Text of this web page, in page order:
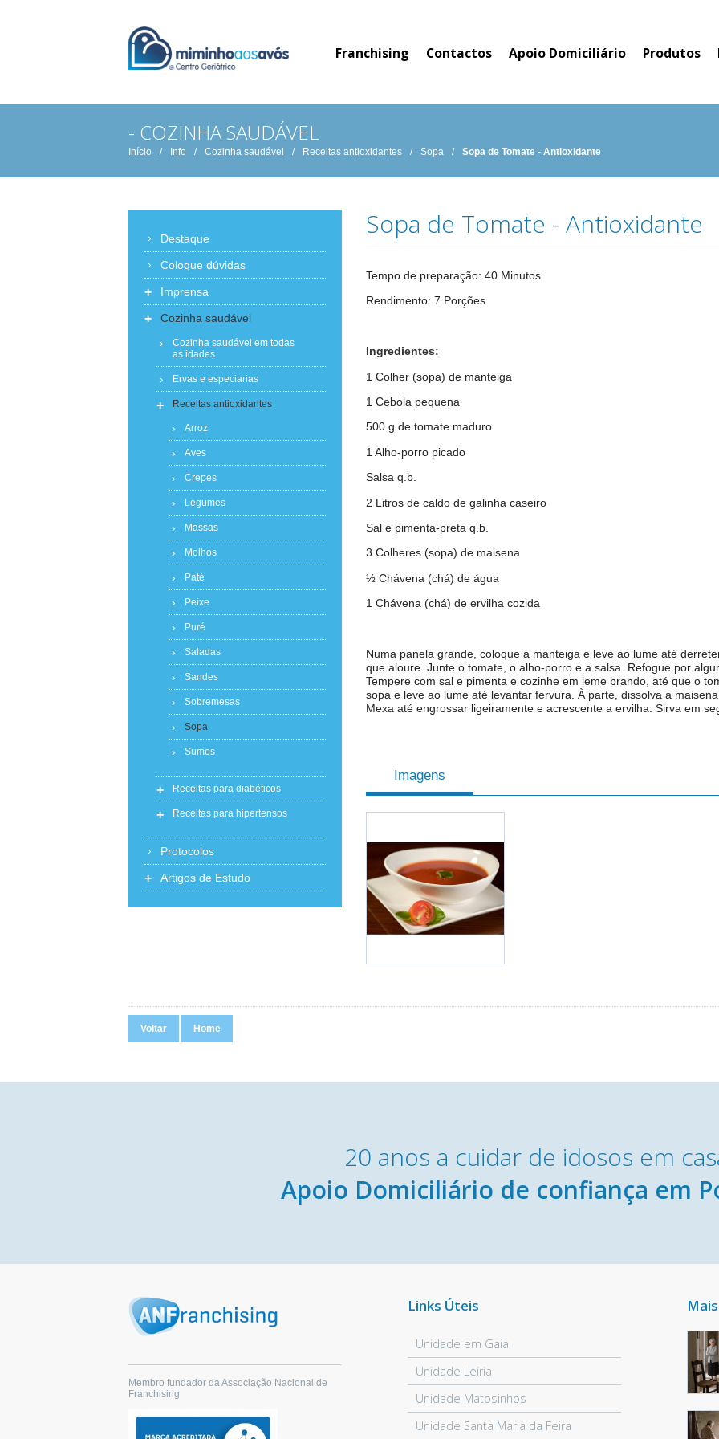
Franchising Contactos Apoio Domiciliário Produtos
- COZINHA SAUDÁVEL
Início / Info / Cozinha saudável / Receitas antioxidantes / Sopa / Sopa de Tomate - Antioxidante
Destaque
Coloque dúvidas
+ Imprensa
+ Cozinha saudável
Cozinha saudável em todas
as idades
Ervas e especiarias
+ Receitas antioxidantes
Arroz
Aves
Crepes
Legumes
Massas
Molhos
Paté
Peixe
Puré
Saladas
Sandes
Sobremesas
Sopa
Sumos
+ Receitas para diabéticos
+ Receitas para hipertensos
Protocolos
+ Artigos de Estudo
Sopa de Tomate - Antioxidante
Tempo de preparação: 40 Minutos
Rendimento: 7 Porções
Ingredientes:
1 Colher (sopa) de manteiga
1 Cebola pequena
500 g de tomate maduro
1 Alho-porro picado
Salsa q.b.
2 Litros de caldo de galinha caseiro
Sal e pimenta-preta q.b.
3 Colheres (sopa) de maisena
½ Chávena (chá) de água
1 Chávena (chá) de ervilha cozida
Numa panela grande, coloque a manteiga e leve ao lume até
que aloure. Junte o tomate, o alho-porro e a salsa. Refogue por
Tempere com sal e pimenta e cozinhe em leme brando, até que o
sopa e leve ao lume até levantar fervura. À parte, dissolva a
Mexa até engrossar ligeiramente e acrescente a ervilha. Sirva em
Imagens
Voltar Home
20 anos a cuidar de idosos em
Apoio Domiciliário de confiança em
Membro fundador da Associação Nacional de
Franchising
Links Úteis
Unidade em Gaia
Unidade Leiria
Unidade Matosinhos
Unidade Santa Maria da Feira